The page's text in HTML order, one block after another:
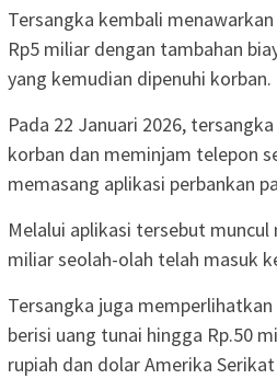
Tersangka kembali
Rp5 miliar dengan tambahan
yang kemudian dipenuhi korban.
Pada 22 Januari 2026,
korban dan meminjam telepon
memasang aplikasi perbankan
Melalui aplikasi tersebut
miliar seolah-olah telah masuk
Tersangka juga
berisi uang tunai hingga Rp.50
rupiah dan dolar Amerika